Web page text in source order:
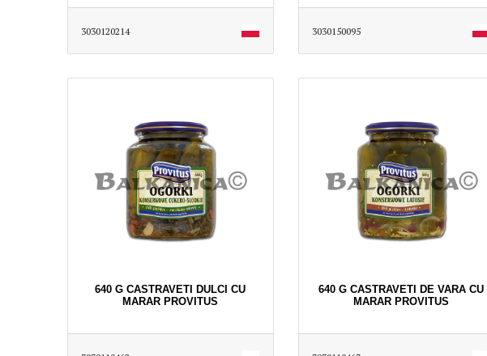
3030120214 3030150095
640 G CASTRAVETI DULCI CU
MARAR PROVITUS
640 G CASTRAVETI DE VARA CU
MARAR PROVITUS